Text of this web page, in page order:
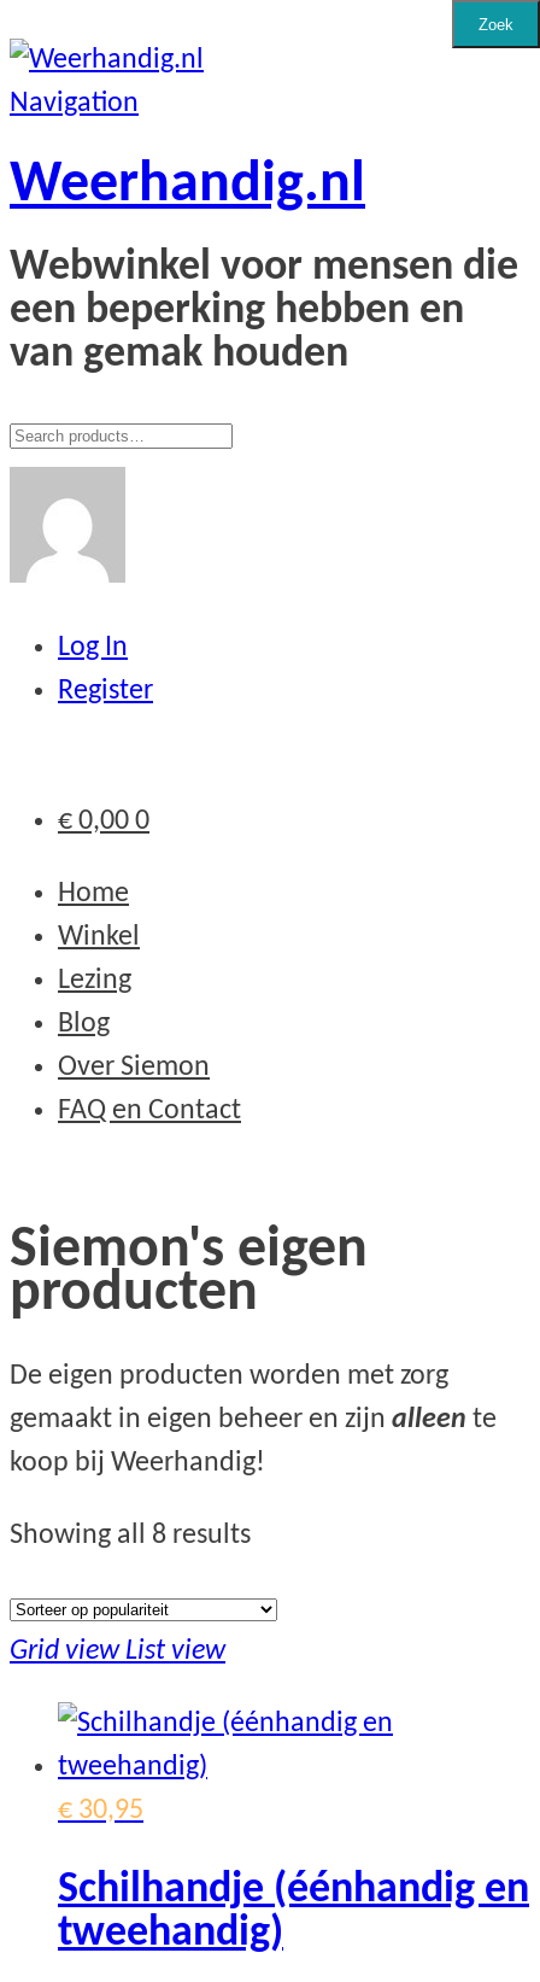
Navigation
Weerhandig.nl
Webwinkel voor mensen die
een beperking hebben en
van gemak houden
Zoeken
voor:
Zoek
Log In
Register
€ 0,00 0
Home
Winkel
Lezing
Blog
Over Siemon
FAQ en Contact
Siemon's eigen
producten
De eigen producten worden met zorg
gemaakt in eigen beheer en zijn alleen te
koop bij Weerhandig!
Showing all 8 resultsSorted
popularity
Grid view List view
€ 30,95
Schilhandje (éénhandig en
tweehandig)